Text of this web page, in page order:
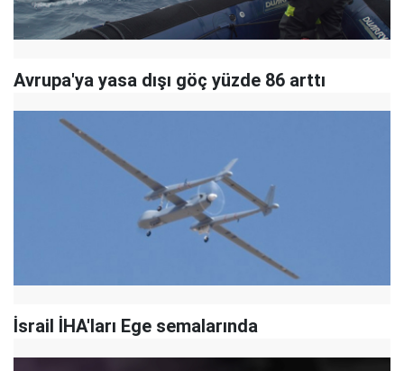
Avrupa'ya yasa dışı göç yüzde 86 arttı
İsrail İHA'ları Ege semalarında